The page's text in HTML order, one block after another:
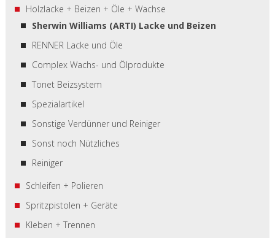
Holzlacke + Beizen + Öle + Wachse
Sherwin Williams (ARTI) Lacke und Beizen
RENNER Lacke und Öle
Complex Wachs- und Ölprodukte
Tonet Beizsystem
Spezialartikel
Sonstige Verdünner und Reiniger
Sonst noch Nützliches
Reiniger
Schleifen + Polieren
Spritzpistolen + Geräte
Kleben + Trennen